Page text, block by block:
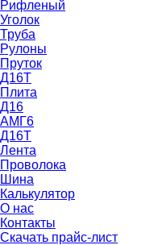
Рифленый
Уголок
Труба
Рулоны
Пруток
Д16Т
Плита
Д16
АМГ6
Д16Т
Лента
Проволока
Шина
Калькулятор
О нас
Контакты
Скачать прайс-лист